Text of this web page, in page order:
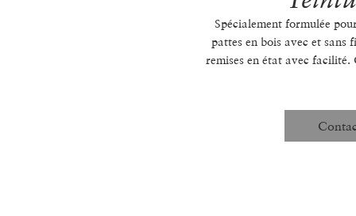
Spécialement formulée
pattes en bois avec et sans
remises en état avec